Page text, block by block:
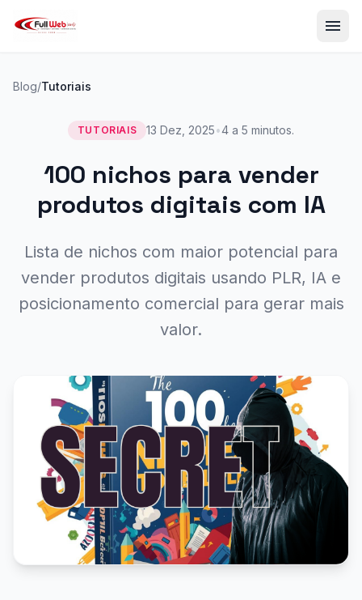
menu
Blog/Tutoriais
TUTORIAIS 13 Dez, 2025•4 a 5 minutos.
100 nichos para vender
produtos digitais com IA
Lista de nichos com maior potencial para
vender produtos digitais usando PLR, IA e
posicionamento comercial para gerar mais
valor.